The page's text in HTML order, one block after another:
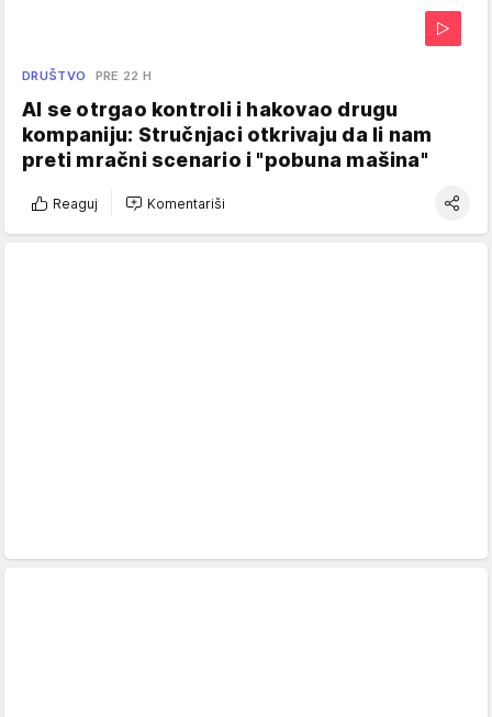
DRUŠTVO PRE 22 H
AI se otrgao kontroli i hakovao drugu
kompaniju: Stručnjaci otkrivaju da li nam
preti mračni scenario i "pobuna mašina"
Reaguj Komentariši